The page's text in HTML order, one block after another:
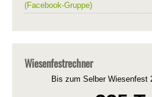
(Facebook-Gruppe)
Wiesenfestrechner
Bis zum Selber Wiesenfest